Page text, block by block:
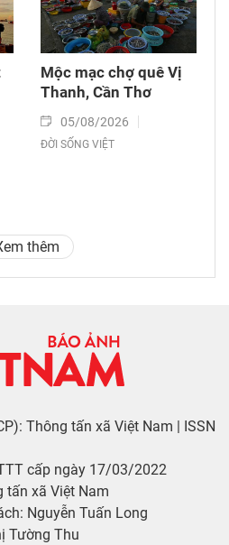
Mộc mạc chợ quê Vị
Thanh, Cần Thơ
05/08/2026
ĐỜI SỐNG VIỆT
thêm
Thông tấn xã Việt Nam | ISSN
cấp ngày 17/03/2022
tấn xã Việt Nam
Nguyễn Tuấn Long
Tường Thu